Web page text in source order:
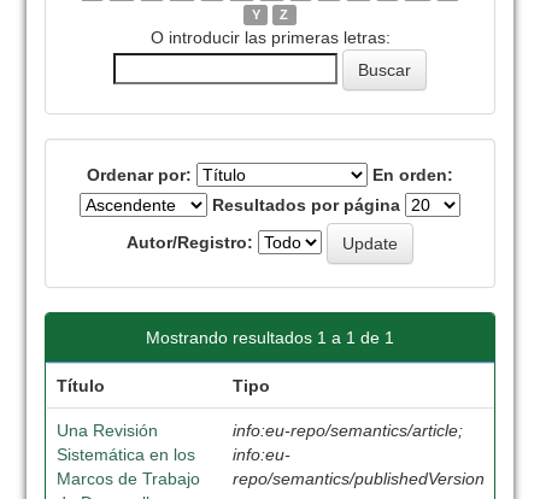
Y
Z
O introducir las primeras letras:
Ordenar por:
En orden:
Resultados por página
Autor/Registro:
Mostrando resultados 1 a 1 de 1
Título Tipo
Una Revisión
Sistemática en los
Marcos de Trabajo
info:eu-repo/semantics/article;
info:eu-
repo/semantics/publishedVersion